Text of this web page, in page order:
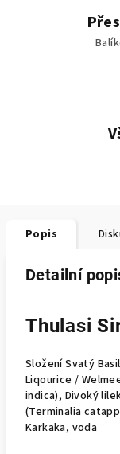
Popis
Detailní
Thulasi
Složení Svatý
Liqourice /
indica), Divoký
(Terminalia
Karkaka, voda